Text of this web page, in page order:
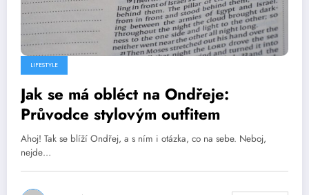
LIFESTYLE
Jak se má obléct na Ondřeje:
Průvodce stylovým outfitem
Ahoj! Tak se blíží Ondřej, a s ním i otázka, co na sebe. Neboj,
nejde…